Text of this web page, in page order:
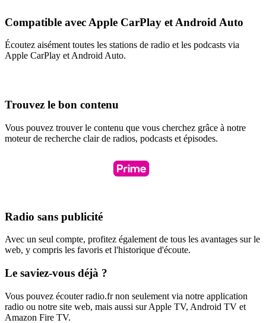
Compatible avec Apple CarPlay et Android Auto
Écoutez aisément toutes les stations de radio et les podcasts via
Apple CarPlay et Android Auto.
Trouvez le bon contenu
Vous pouvez trouver le contenu que vous cherchez grâce à notre
moteur de recherche clair de radios, podcasts et épisodes.
Radio sans publicité
Avec un seul compte, profitez également de tous les avantages sur le
web, y compris les favoris et l'historique d'écoute.
Le saviez-vous déjà ?
Vous pouvez écouter radio.fr non seulement via notre application
radio ou notre site web, mais aussi sur Apple TV, Android TV et
Amazon Fire TV.